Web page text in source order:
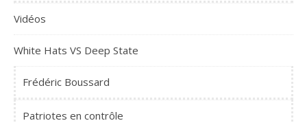
Vidéos
White Hats VS Deep State
Frédéric Boussard
Patriotes en contrôle